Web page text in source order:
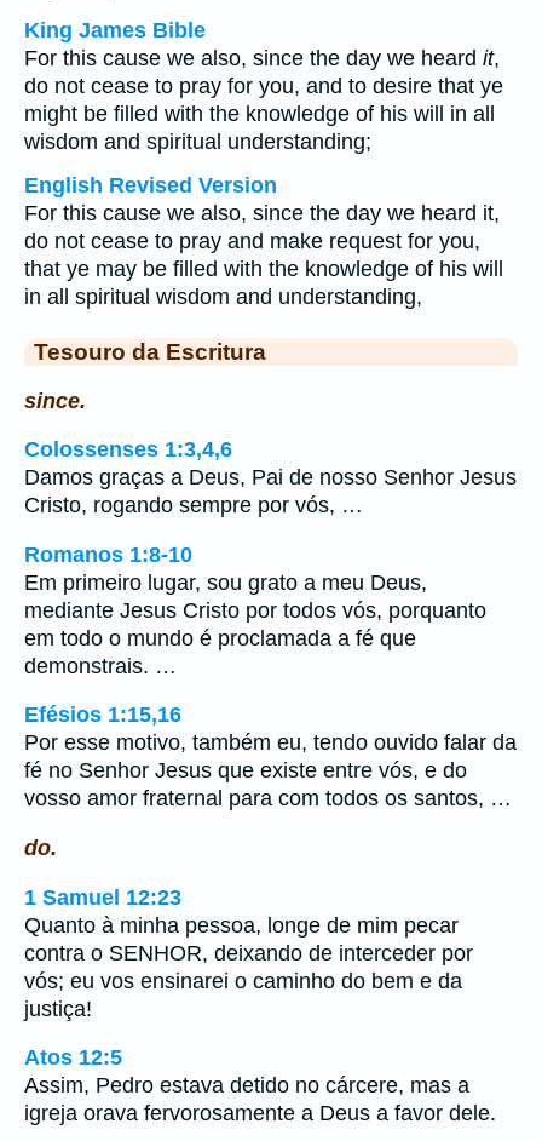
King James Bible
For this cause we also, since the day we heard it,
do not cease to pray for you, and to desire that ye
might be filled with the knowledge of his will in all
wisdom and spiritual understanding;
English Revised Version
For this cause we also, since the day we heard it,
do not cease to pray and make request for you,
that ye may be filled with the knowledge of his will
in all spiritual wisdom and understanding,
Tesouro da Escritura
since.
Colossenses 1:3,4,6
Damos graças a Deus, Pai de nosso Senhor Jesus
Cristo, rogando sempre por vós, …
Romanos 1:8-10
Em primeiro lugar, sou grato a meu Deus,
mediante Jesus Cristo por todos vós, porquanto
em todo o mundo é proclamada a fé que
demonstrais. …
Efésios 1:15,16
Por esse motivo, também eu, tendo ouvido falar da
fé no Senhor Jesus que existe entre vós, e do
vosso amor fraternal para com todos os santos, …
do.
1 Samuel 12:23
Quanto à minha pessoa, longe de mim pecar
contra o SENHOR, deixando de interceder por
vós; eu vos ensinarei o caminho do bem e da
justiça!
Atos 12:5
Assim, Pedro estava detido no cárcere, mas a
igreja orava fervorosamente a Deus a favor dele.